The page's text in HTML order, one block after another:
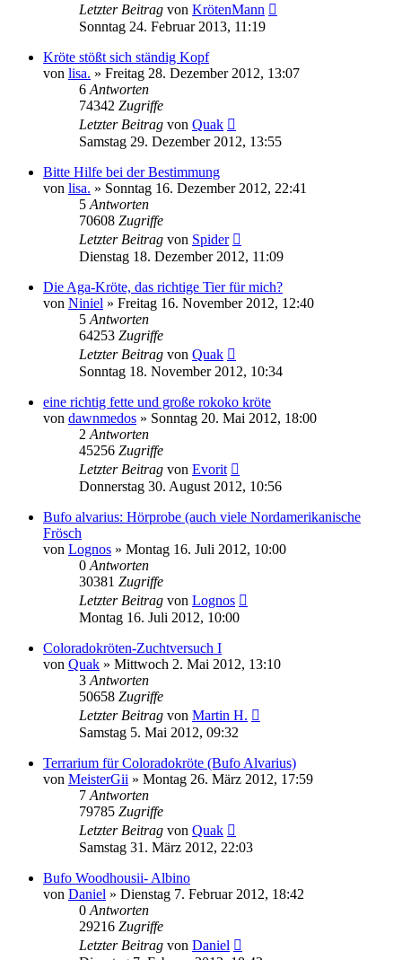
Letzter Beitrag von KrötenMann
Sonntag 24. Februar 2013, 11:19
Kröte stößt sich ständig Kopf
von lisa. » Freitag 28. Dezember 2012, 13:07
6 Antworten
74342 Zugriffe
Letzter Beitrag von Quak
Samstag 29. Dezember 2012, 13:55
Bitte Hilfe bei der Bestimmung
von lisa. » Sonntag 16. Dezember 2012, 22:41
5 Antworten
70608 Zugriffe
Letzter Beitrag von Spider
Dienstag 18. Dezember 2012, 11:09
Die Aga-Kröte, das richtige Tier für mich?
von Niniel » Freitag 16. November 2012, 12:40
5 Antworten
64253 Zugriffe
Letzter Beitrag von Quak
Sonntag 18. November 2012, 10:34
eine richtig fette und große rokoko kröte
von dawnmedos » Sonntag 20. Mai 2012, 18:00
2 Antworten
45256 Zugriffe
Letzter Beitrag von Evorit
Donnerstag 30. August 2012, 10:56
Bufo alvarius: Hörprobe (auch viele Nordamerikanische
Frösch
von Lognos » Montag 16. Juli 2012, 10:00
0 Antworten
30381 Zugriffe
Letzter Beitrag von Lognos
Montag 16. Juli 2012, 10:00
Coloradokröten-Zuchtversuch I
von Quak » Mittwoch 2. Mai 2012, 13:10
3 Antworten
50658 Zugriffe
Letzter Beitrag von Martin H.
Samstag 5. Mai 2012, 09:32
Terrarium für Coloradokröte (Bufo Alvarius)
von MeisterGii » Montag 26. März 2012, 17:59
7 Antworten
79785 Zugriffe
Letzter Beitrag von Quak
Samstag 31. März 2012, 22:03
Bufo Woodhousii- Albino
von Daniel » Dienstag 7. Februar 2012, 18:42
0 Antworten
29216 Zugriffe
Letzter Beitrag von Daniel